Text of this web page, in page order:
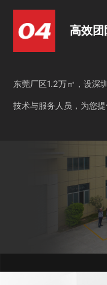
高效
东莞厂区1.2万㎡，设深
技术与服务人员，为您